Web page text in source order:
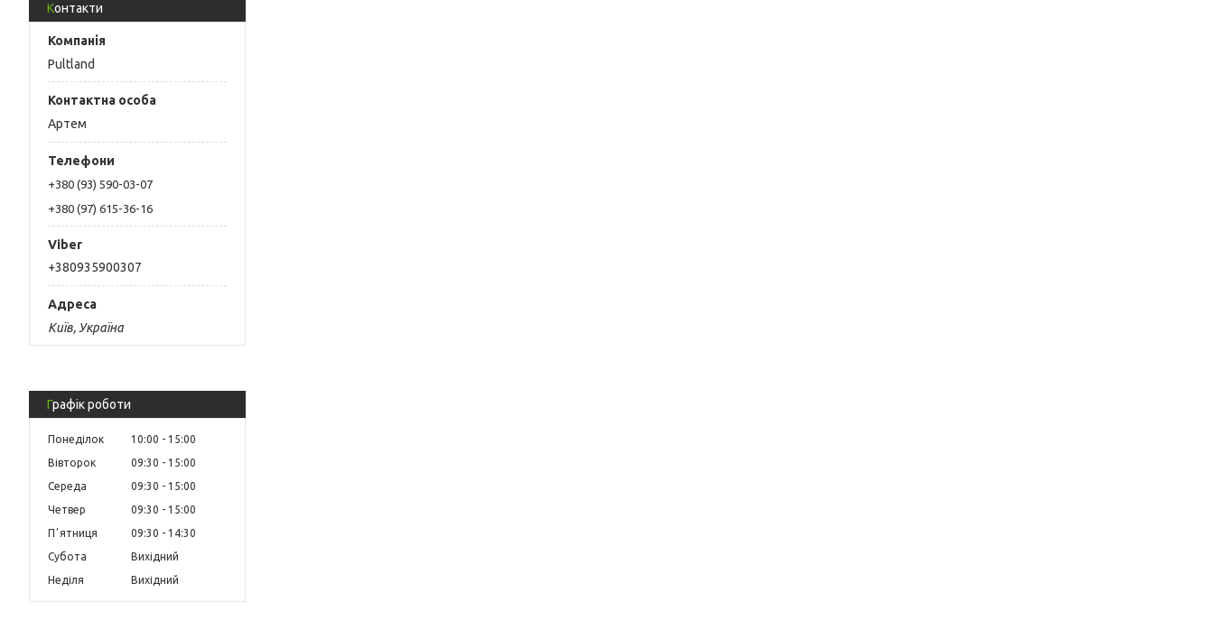
Контакти
Pultland
Артем
+380 (93) 590-03-07
+380 (97) 615-36-16
+380935900307
Київ, Україна
Графік роботи
Понеділок 10:00
15:00
Вівторок
09:30
15:00
Середа
09:30
15:00
Четвер
09:30
15:00
Пʼятниця
09:30
14:30
Субота
Вихідний
Неділя
Вихідний